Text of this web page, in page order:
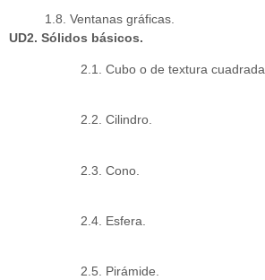
1.8. Ventanas gráficas.
UD2. Sólidos básicos.
2.1. Cubo o de textura cuadrada.
2.2. Cilindro.
2.3. Cono.
2.4. Esfera.
2.5. Pirámide.